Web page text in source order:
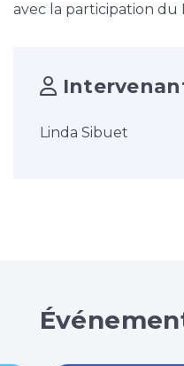
avec la participation du
Linda Sibuet